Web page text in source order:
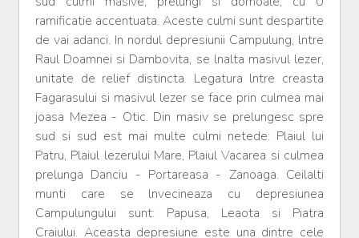
ramificatie accentuata. Aceste culmi sunt despartite
de vai adanci. In nordul depresiunii Campulung, lntre
Raul Doamnei si Dambovita, se lnalta masivul lezer,
unitate de relief distincta. Legatura lntre creasta
Fagarasului si masivul lezer se face prin culmea mai
joasa Mezea - Otic. Din masiv se prelungesc spre
sud si sud est mai multe culmi netede: Plaiul lui
Patru, Plaiul lezerului Mare, Plaiul Vacarea si culmea
prelunga Danciu - Portareasa - Zanoaga. Ceilalti
munti care se lnvecineaza cu depresiunea
Campulungului sunt: Papusa, Leaota si Piatra
Craiului. Aceasta depresiune este una dintre cele